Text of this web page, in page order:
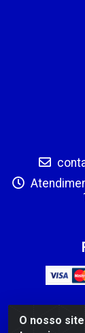
O nosso
DIST DE